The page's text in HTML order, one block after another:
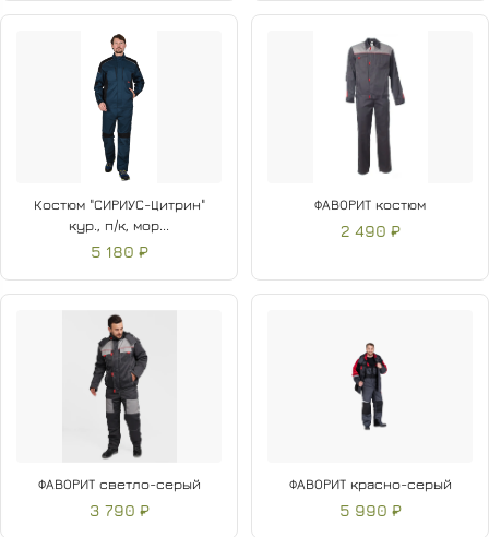
Костюм "СИРИУС-Цитрин"
кур., п/к, мор...
5 180 ₽
ФАВОРИТ костюм
2 490 ₽
ФАВОРИТ светло-серый
3 790 ₽
ФАВОРИТ красно-серый
5 990 ₽